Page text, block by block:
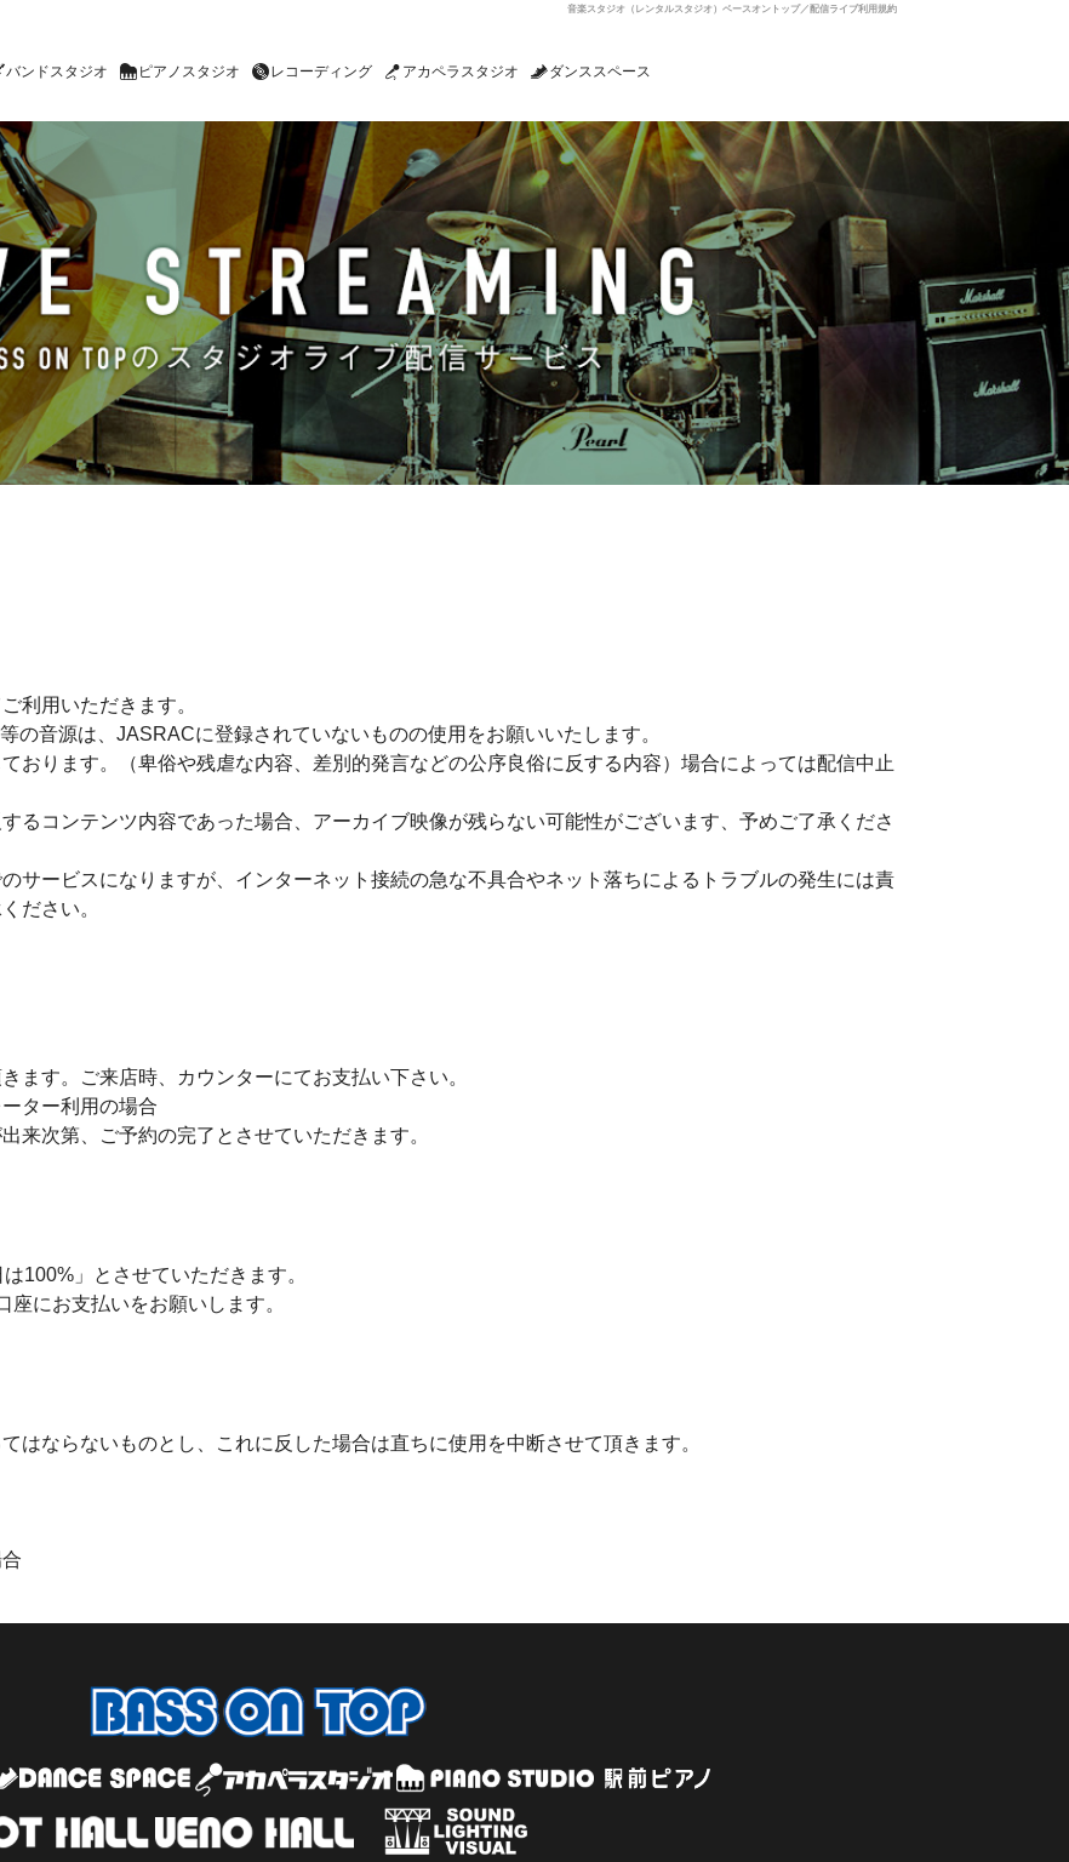
音楽スタジオ（レンタルスタジオ）ベースオントップ／配信ライブ利用規約
バンドスタジオ ピアノスタジオ レコーディング アカペラスタジオ ダンススペース
利用いただきます。
の音源は、JASRACに登録されていないものの使用をお願いいたします。
おります。（卑俗や残虐な内容、差別的発言などの公序良俗に反する内容）場合によっては配信中止
るコンテンツ内容であった場合、アーカイブ映像が残らない可能性がございます、予めご了承くださ
サービスになりますが、インターネット接続の急な不具合やネット落ちによるトラブルの発生には責
ださい。
ます。ご来店時、カウンターにてお支払い下さい。
ター利用の場合
来次第、ご予約の完了とさせていただきます。
100%」とさせていただきます。
にお支払いをお願いします。
はならないものとし、これに反した場合は直ちに使用を中断させて頂きます。